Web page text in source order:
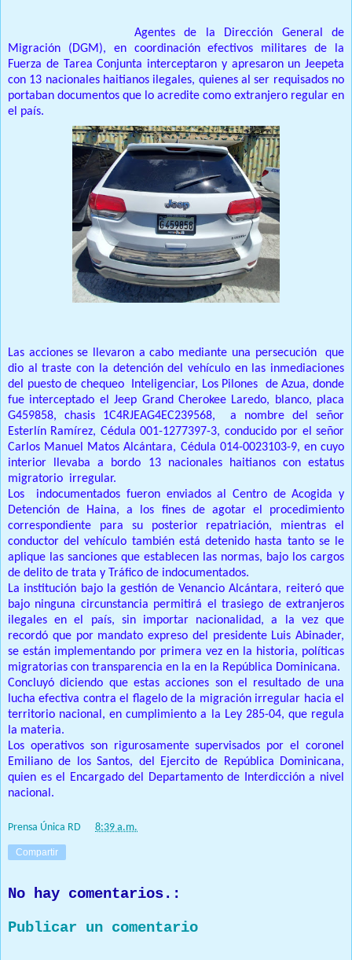
Agentes de la Dirección General de
Migración (DGM), en coordinación efectivos militares de la
Fuerza de Tarea Conjunta interceptaron y apresaron un Jeepeta
con 13 nacionales haitianos ilegales, quienes al ser requisados no
portaban documentos que lo acredite como extranjero regular en
el país.
Las acciones se llevaron a cabo mediante una persecución que
dio al traste con la detención del vehículo en las inmediaciones
del puesto de chequeo Inteligenciar, Los Pilones de Azua, donde
fue interceptado el Jeep Grand Cherokee Laredo, blanco, placa
G459858, chasis 1C4RJEAG4EC239568, a nombre del señor
Esterlín Ramírez, Cédula 001-1277397-3, conducido por el señor
Carlos Manuel Matos Alcántara, Cédula 014-0023103-9, en cuyo
interior llevaba a bordo 13 nacionales haitianos con estatus
migratorio irregular.
Los indocumentados fueron enviados al Centro de Acogida y
Detención de Haina, a los fines de agotar el procedimiento
correspondiente para su posterior repatriación, mientras el
conductor del vehículo también está detenido hasta tanto se le
aplique las sanciones que establecen las normas, bajo los cargos
de delito de trata y Tráfico de indocumentados.
La institución bajo la gestión de Venancio Alcántara, reiteró que
bajo ninguna circunstancia permitirá el trasiego de extranjeros
ilegales en el país, sin importar nacionalidad, a la vez que
recordó que por mandato expreso del presidente Luis Abinader,
se están implementando por primera vez en la historia, políticas
migratorias con transparencia en la en la República Dominicana.
Concluyó diciendo que estas acciones son el resultado de una
lucha efectiva contra el flagelo de la migración irregular hacia el
territorio nacional, en cumplimiento a la Ley 285-04, que regula
la materia.
Los operativos son rigurosamente supervisados por el coronel
Emiliano de los Santos, del Ejercito de República Dominicana,
quien es el Encargado del Departamento de Interdicción a nivel
nacional.
Prensa Única RD 8:39 a.m.
Compartir
No hay comentarios.:
Publicar un comentario